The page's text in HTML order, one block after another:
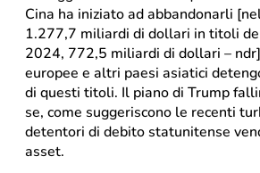
Cina ha iniziato ad abbandonarli
1.277,7 miliardi di dollari in titoli
2024, 772,5 miliardi di dollari –
europee e altri paesi asiatici
di questi titoli. Il piano di Trump
se, come suggeriscono le recenti
detentori di debito statunitense
asset.